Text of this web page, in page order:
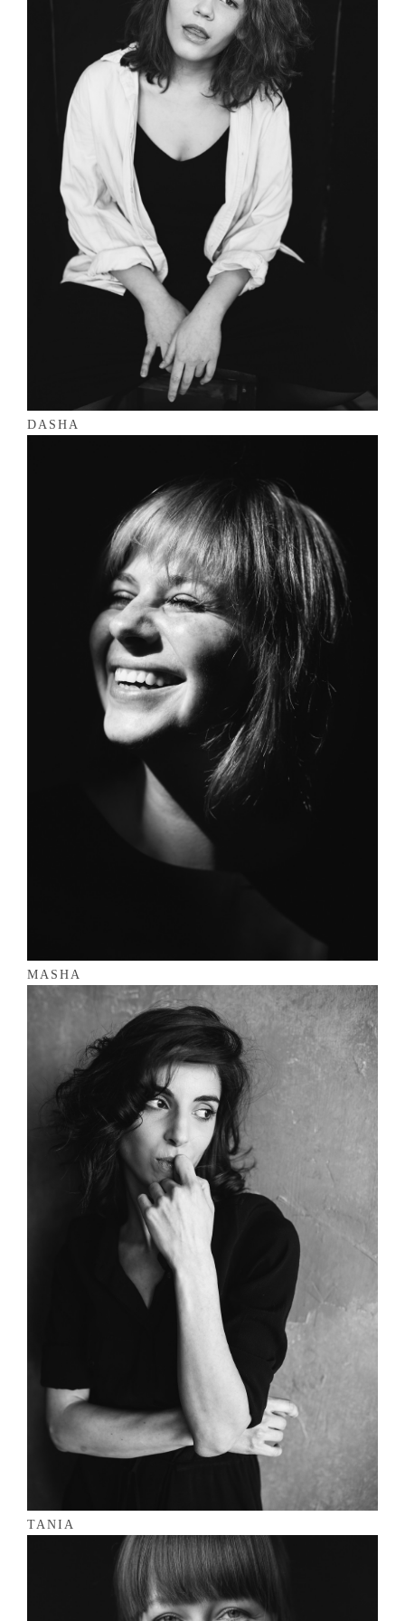
DASHA
MASHA
TANIA